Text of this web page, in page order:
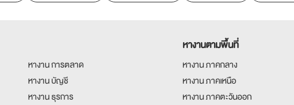
หางาน การตลาด
หางาน บัญชี
หางาน ธุรการ
หางานตามพื้นที่
หางาน ภาคกลาง
หางาน ภาคเหนือ
หางาน ภาคตะวันออก